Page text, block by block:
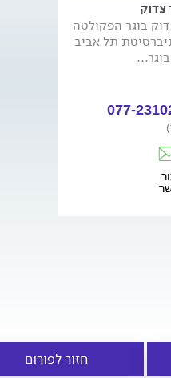
צדוק
בוגר הפקולטה
תל אביב
077-
חזור לפורום